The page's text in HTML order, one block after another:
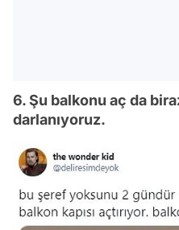
6. Şu balkonu aç da
darlanıyoruz.